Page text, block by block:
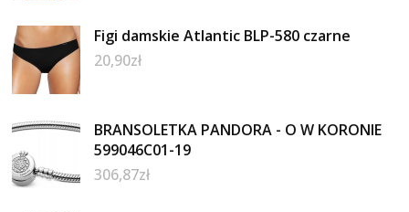
Figi damskie Atlantic BLP-580 czarne
20,90zł
BRANSOLETKA PANDORA - O W KORONIE
599046C01-19
306,87zł